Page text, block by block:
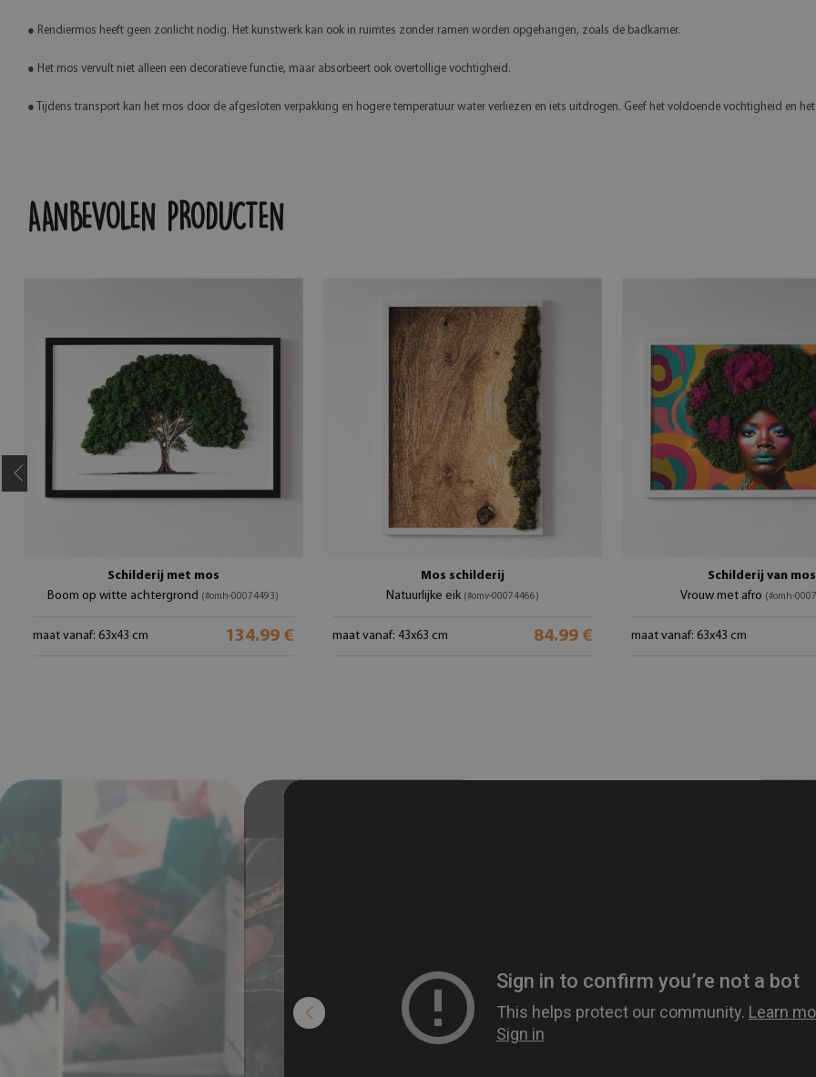
● Rendiermos heeft geen zonlicht nodig. Het kunstwerk kan ook in ruimtes zonder ramen worden opgehangen, zoals de badkamer.
● Het mos vervult niet alleen een decoratieve functie, maar absorbeert ook overtollige vochtigheid.
● Tijdens transport kan het mos door de afgesloten verpakking en hogere temperatuur water verliezen en iets uitdrogen. Geef het voldoende vochtigheid en
AANBEVOLEN PRODUCTEN
Schilderij met mos
Boom op witte achtergrond (#omh-00074493)
maat vanaf: 63x43 cm 134.99 €
Mos schilderij
Natuurlijke eik (#omv-00074466)
maat vanaf: 43x63 cm 84.99 €
Schilderij van mos
Vrouw met afro (#omh-
maat vanaf: 63x43 cm